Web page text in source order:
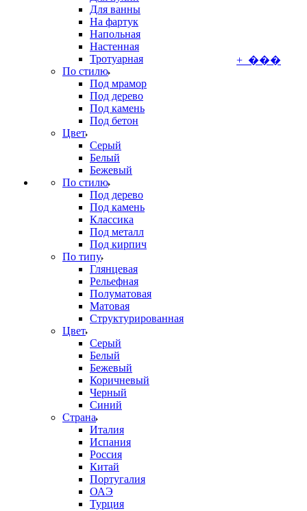
Для ванны
На фартук
Напольная
Настенная
Тротуарная
По стилю
Под мрамор
Под дерево
Под камень
Под бетон
Цвет
Серый
Белый
Бежевый
По стилю
Под дерево
Под камень
Классика
Под металл
Под кирпич
По типу
Глянцевая
Рельефная
Полуматовая
Матовая
Структурированная
Цвет
Серый
Белый
Бежевый
Коричневый
Черный
Синий
Страна
Италия
Испания
Россия
Китай
Португалия
ОАЭ
Турция
+ ���